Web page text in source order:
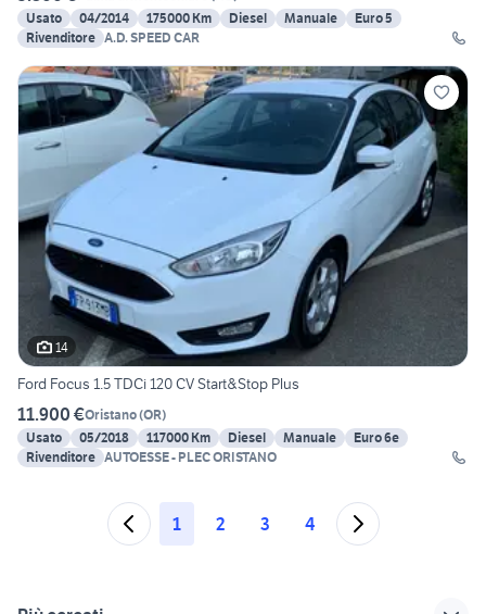
Usato
04/2014 175000 Km Diesel Manuale
Euro 5
Rivenditore A.D. SPEED CAR
14
Ford Focus 1.5 TDCi 120 CV Start&Stop Plus
11.900 €Oristano(OR)
Usato
05/2018 117000 Km Diesel Manuale
Euro 6e
Rivenditore AUTOESSE - PLEC ORISTANO
1 2 3 4